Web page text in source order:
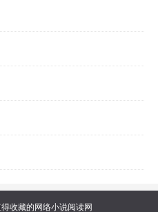
收藏的网络小说阅读网